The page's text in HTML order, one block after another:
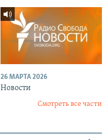
26 МАРТА 2026
Новости
Смотреть все части